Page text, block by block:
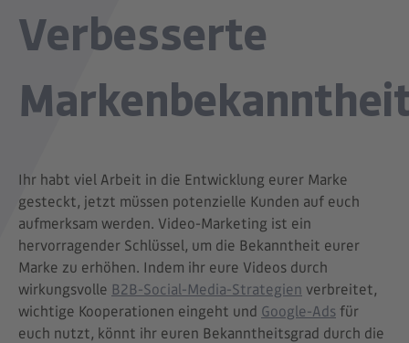
Verbesserte
Ihr habt viel Arbeit in die Entwicklung eurer Marke
gesteckt, jetzt müssen potenzielle Kunden auf euch
aufmerksam werden. Video-Marketing ist ein
hervorragender Schlüssel, um die Bekanntheit eurer
Marke zu erhöhen. Indem ihr eure Videos durch
wirkungsvolle B2B-Social-Media-Strategien verbreitet,
wichtige Kooperationen eingeht und Google-Ads für
euch nutzt, könnt ihr euren Bekanntheitsgrad durch die